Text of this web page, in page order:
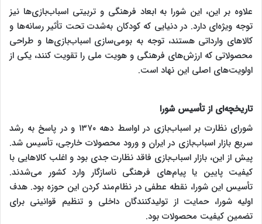
علاوه بر این، این شورا به ابعاد فرهنگی و تربیتی اسباب‌بازی‌ها نیز
توجه ویژه‌ای دارد. در دنیایی که کودکان به‌شدت تحت تأثیر رسانه‌ها و
کالاهای وارداتی هستند، توجه به بومی‌سازی اسباب‌بازی‌ها و طراحی
محصولاتی که ارزش‌های فرهنگی و هویت ملی را تقویت کنند، یکی از
اولویت‌های اصلی این نهاد است.
تاریخچه‌ای از تأسیس شورا
شورای نظارت بر اسباب‌بازی در اواسط دهه ۱۳۷۰ و در پاسخ به رشد
سریع بازار اسباب‌بازی در ایران و ورود محصولات خارجی، تأسیس شد.
پیش از این، بازار اسباب‌بازی فاقد نظارت جدی بود و اغلب کالاهایی با
کیفیت پایین یا پیام‌های فرهنگی ناسازگار وارد کشور می‌شدند.
تأسیس این شورا، نقطه عطفی در نظام‌مند کردن این حوزه بود. هدف
اولیه شورا، حمایت از تولیدکنندگان داخلی و تنظیم قوانینی برای
تضمین کیفیت محصولات بود.